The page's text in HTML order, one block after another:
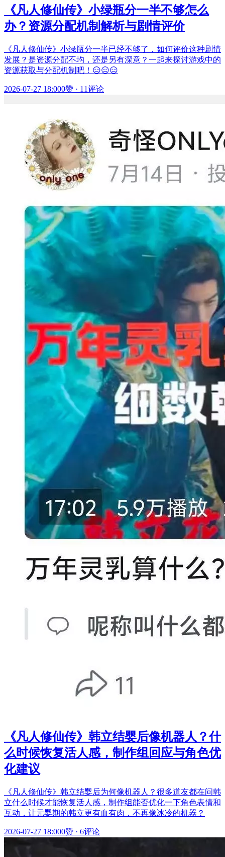
《凡人修仙传》小绿瓶分一半不够怎么
办？资源分配机制解析与剧情评价
《凡人修仙传》小绿瓶分一半已经不够了，如何评价这种剧情
发展？是资源分配不均，还是另有深意？一起来探讨游戏中的
资源获取与分配机制吧！😑😑😑
2026-07-27 18:000赞 · 11评论
《凡人修仙传》韩立结婴后像机器人？什
么时候恢复活人感，制作组回应与角色优
化建议
《凡人修仙传》韩立结婴后为何像机器人？很多道友都在问韩
立什么时候才能恢复活人感，制作组能否优化一下角色表情和
互动，让元婴期的韩立更有血有肉，不再像冰冷的机器？
2026-07-27 18:000赞 · 6评论